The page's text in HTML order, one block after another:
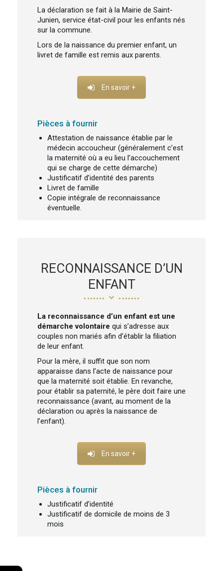
La déclaration se fait à la Mairie de Saint-
Junien, service état-civil pour les enfants nés
sur la commune.
Lors de la naissance du premier enfant, un
livret de famille est remis aux parents.
En savoir +
Pièces à fournir
Attestation de naissance établie par le
médecin accoucheur (généralement c’est
la maternité où a eu lieu l’accouchement
qui se charge de cette démarche)
Justificatif d’identité des parents
Livret de famille
Copie intégrale de reconnaissance
éventuelle.
RECONNAISSANCE D’UN
ENFANT
La reconnaissance d’un enfant est une
démarche volontaire qui s’adresse aux
couples non mariés afin d’établir la filiation
de leur enfant.
Pour la mère, il suffit que son nom
apparaisse dans l’acte de naissance pour
que la maternité soit établie. En revanche,
pour établir sa paternité, le père doit faire une
reconnaissance (avant, au moment de la
déclaration ou après la naissance de
l’enfant).
En savoir +
Pièces à fournir
Justificatif d’identité
Justificatif de domicile de moins de 3
mois